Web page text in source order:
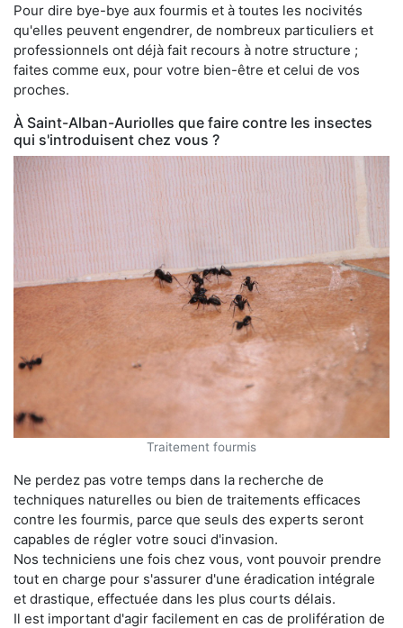
Pour dire bye-bye aux fourmis et à toutes les nocivités
qu'elles peuvent engendrer, de nombreux particuliers et
professionnels ont déjà fait recours à notre structure ;
faites comme eux, pour votre bien-être et celui de vos
proches.
À Saint-Alban-Auriolles que faire contre les insectes
qui s'introduisent chez vous ?
Traitement fourmis
Ne perdez pas votre temps dans la recherche de
techniques naturelles ou bien de traitements efficaces
contre les fourmis, parce que seuls des experts seront
capables de régler votre souci d'invasion.
Nos techniciens une fois chez vous, vont pouvoir prendre
tout en charge pour s'assurer d'une éradication intégrale
et drastique, effectuée dans les plus courts délais.
Il est important d'agir facilement en cas de prolifération de